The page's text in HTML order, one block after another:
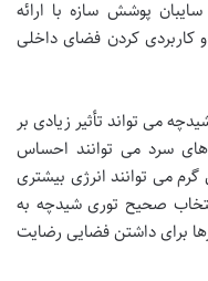
پوشش سازه با ارائه
کاربردی کردن فضای داخلی
می تواند تأثیر زیادی بر
سرد می توانند احساس
می توانند انرژی بیشتری
صحیح توری شیدچه به
برای داشتن فضایی رضایت